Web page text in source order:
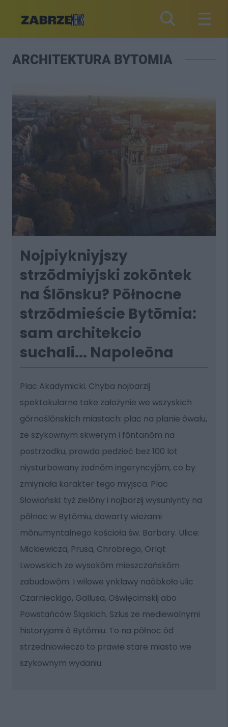
ARCHITEKTURA BYTOMIA
Nojpiykniyjszy
strzōdmiyjski zokōntek
na Ślōnsku? Pōłnocne
strzōdmieście Bytōmia:
sam architekcio
suchali... Napoleōna
Plac Akadymicki. Chyba nojbarzij
spektakularne take założynie we wszyskich
gōrnoślōnskich miastach: plac na planie ôwalu,
ze szykownym skwerym i fōntanōm na
postrzodku, prowda pedzieć bez 100 lot
niysturbowany żodnōm ingeryncyjōm, co by
zmiyniała karakter tego miyjsca. Plac
Słowiański: tyż zielōny i nojbarzij wysuniynty na
pōłnoc w Bytōmiu, dowarty wieżami
mōnumyntalnego kościoła św. Barbary. Ulice:
Mickiewicza, Prusa, Chrobrego, Orląt
Lwowskich ze wysokōm mieszczańskōm
zabudowōm. I wilowe ynklawy naôbkoło ulic
Czarnieckigo, Gallusa, Oświęcimskij abo
Powstańców Śląskich. Szlus ze mediewalnymi
historyjami ô Bytōmiu. To na pōłnoc ôd
strzedniowieczo to prawie stare miasto we
szykownym wydaniu.